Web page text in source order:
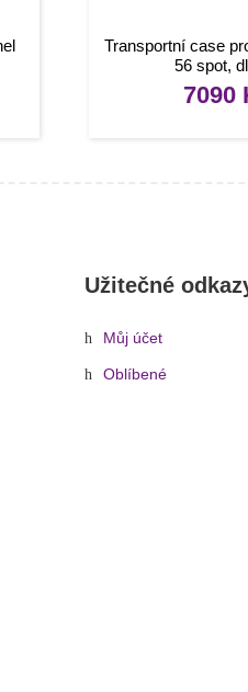
Transportní case
56 spot,
7090
Užitečné
Můj účet
Oblíbené